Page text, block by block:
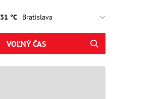
31 °C
VOĽNÝ ČAS